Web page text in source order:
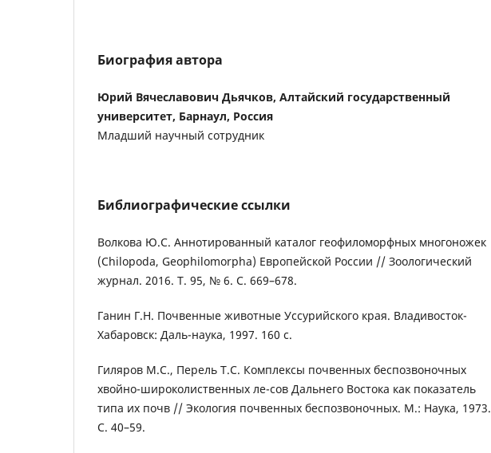
Биография автора
Юрий Вячеславович Дьячков, Алтайский государственный
университет, Барнаул, Россия
Младший научный сотрудник
Библиографические ссылки
Волкова Ю.С. Аннотированный каталог геофиломорфных многоножек
(Chilopoda, Geophilomorpha) Европейской России // Зоологический
журнал. 2016. Т. 95, № 6. С. 669–678.
Ганин Г.Н. Почвенные животные Уссурийского края. Владивосток-
Хабаровск: Даль-наука, 1997. 160 с.
Гиляров М.С., Перель Т.С. Комплексы почвенных беспозвоночных
хвойно-широколиственных ле-сов Дальнего Востока как показатель
типа их почв // Экология почвенных беспозвоночных. М.: Наука, 1973.
С. 40–59.